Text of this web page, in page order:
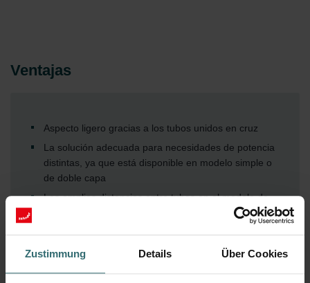
Zustimmung Details Über Cookies
Ventajas
Aspecto ligero gracias a los tubos unidos en cruz
La solución adecuada para necesidades de potencia
distintas, ya que está disponible en modelo simple o
de doble capa
Las amplias distancias entre tubos en el modelo de
una capa permiten una suspensión cómoda de
La variante en acero inoxidable cepillado ofrece
resistencia a la corrosión